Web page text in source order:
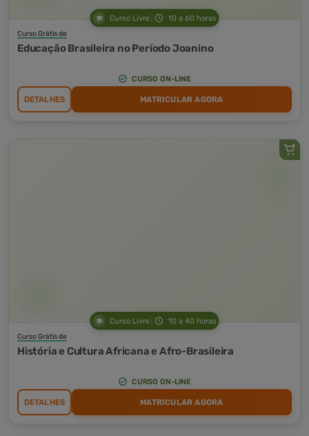
Curso Livre 10 a 60 horas
Curso Grátis de
Educação Brasileira no Período Joanino
CURSO ON-LINE
DETALHES MATRICULAR AGORA
Curso Livre 10 a 40 horas
Curso Grátis de
História e Cultura Africana e Afro-Brasileira
CURSO ON-LINE
DETALHES MATRICULAR AGORA